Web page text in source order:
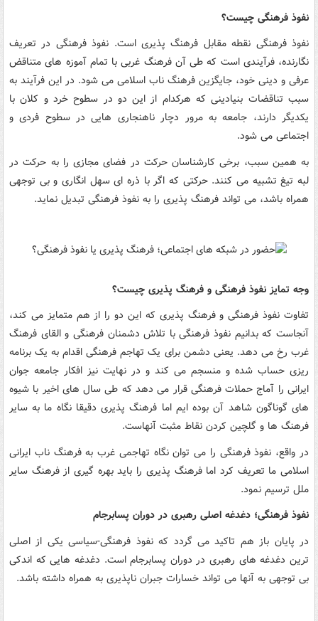
نفوذ فرهنگی چیست؟
نفوذ فرهنگی نقطه مقابل فرهنگ پذیری است. نفوذ فرهنگی در تعریف
نگارنده، فرآیندی است که طی آن فرهنگ غربی با تمام آموزه های متناقض
عرفی و دینی خود، جایگزین فرهنگ ناب اسلامی می شود. در این فرآیند به
سبب تناقضات بنیادینی که هرکدام از این دو در سطوح خرد و کلان با
یکدیگر دارند، جامعه به مرور دچار ناهنجاری هایی در سطوح فردی و
اجتماعی می شود.
به همین سبب، برخی کارشناسان حرکت در فضای مجازی را به حرکت در
لبه تیغ تشبیه می کنند. حرکتی که اگر با ذره ای سهل انگاری و بی توجهی
همراه باشد، می تواند فرهنگ پذیری را به نفوذ فرهنگی تبدیل نماید.
وجه تمایز نفوذ فرهنگی و فرهنگ پذیری چیست؟
تفاوت نفوذ فرهنگی و فرهنگ پذیری که این دو را از هم متمایز می کند،
آنجاست که بدانیم نفوذ فرهنگی با تلاش دشمنان فرهنگی و القای فرهنگ
غرب رخ می دهد. یعنی دشمن برای یک تهاجم فرهنگی اقدام به یک برنامه
ریزی حساب شده و منسجم می کند و در نهایت نیز افکار جامعه جوان
ایرانی را آماج حملات فرهنگی قرار می دهد که طی سال های اخیر با شیوه
های گوناگون شاهد آن بوده ایم اما فرهنگ پذیری دقیقا نگاه ما به سایر
فرهنگ ها و گلچین کردن نقاط مثبت آنهاست.
در واقع، نفوذ فرهنگی را می توان نگاه تهاجمی غرب به فرهنگ ناب ایرانی
اسلامی ما تعریف کرد اما فرهنگ پذیری را باید بهره گیری از فرهنگ سایر
ملل ترسیم نمود.
نفوذ فرهنگی؛ دغدغه اصلی رهبری در دوران پسابرجام
در پایان باز هم تاکید می گردد که نفوذ فرهنگی-سیاسی یکی از اصلی
ترین دغدغه های رهبری در دوران پسابرجام است. دغدغه هایی که اندکی
بی توجهی به آنها می تواند خسارات جبران ناپذیری به همراه داشته باشد.